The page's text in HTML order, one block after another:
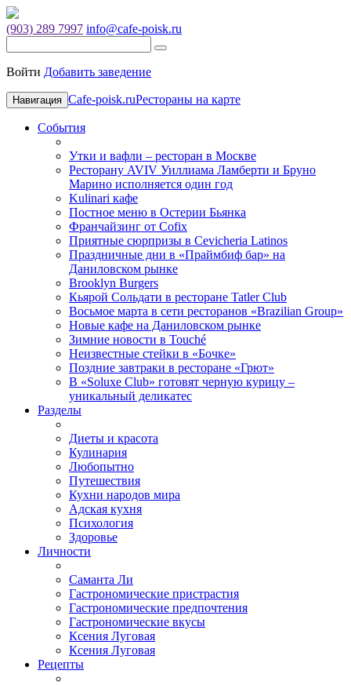
(903) 289 7997 info@cafe-poisk.ru
Войти Добавить заведение
Навигация Cafe-poisk.ruРестораны на карте
События
Утки и вафли – ресторан в Москве
Ресторану AVIV Уиллиама Ламберти и Бруно
Марино исполняется один год
Kulinari кафе
Постное меню в Остерии Бьянка
Франчайзинг от Cofix
Приятные сюрпризы в Cevicheria Latinos
Праздничные дни в «Праймбиф бар» на
Даниловском рынке
Brooklyn Burgers
Кьярой Сольдати в ресторане Tatler Club
Восьмое марта в сети ресторанов «Brazilian Group»
Новые кафе на Даниловском рынке
Зимние новости в Touché
Неизвестные стейки в «Бочке»
Поздние завтраки в ресторане «Грют»
В «Soluxe Club» готовят черную курицу –
уникальный деликатес
Разделы
Диеты и красота
Кулинария
Любопытно
Путешествия
Кухни народов мира
Адская кухня
Психология
Здоровье
Личности
Саманта Ли
Гастрономические пристрастия
Гастрономические предпочтения
Гастрономические вкусы
Ксения Луговая
Ксения Луговая
Рецепты